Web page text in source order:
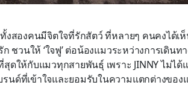
งสองคนมีจิตใจที่รักสัตว์ ที่หลายๆ คนคงได้เ
ชวนให้ ‘ใจฟู’ ต่อน้องแมวระหว่างการเดินท
ดให้กับแมวทุกสายพันธุ์ เพราะ JINNY ไม่ไ
รนด์ที่เข้าใจและยอมรับในความแตกต่างของ